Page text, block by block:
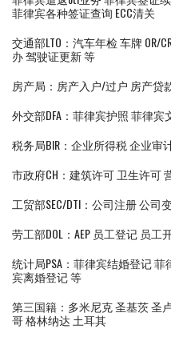
菲律宾各种签证查询 ECC清关
交通部LTO：汽车年检 车牌 OR/
办 驾驶证更新 等
房产局：房产入户/过户 房产贷
外交部DFA：菲律宾护照 菲律
税务局BIR：企业所得税 企业审
市政府CH：建筑许可 卫生许可
工贸部SEC/DTI：公司注册 公司
劳工部DOL：AEP 员工登记 员
统计局PSA：菲律宾结婚登记
宾离婚登记 等
第三国籍：多米尼克 圣基茨 圣
哥 格林纳达 土耳其